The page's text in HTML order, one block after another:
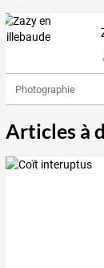
Photographie
Articles à